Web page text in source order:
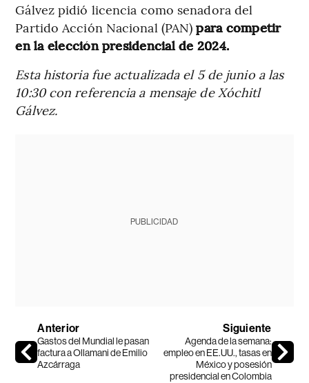
Gálvez pidió licencia como senadora del
Partido Acción Nacional (PAN)para competir
en la elección presidencial de 2024.
Esta historia fue actualizada el 5 de junio a las
10:30 con referencia a mensaje de Xóchitl
Gálvez.
PUBLICIDAD
Anterior
Gastos del Mundial le pasan
factura a Ollamani de Emilio
Azcárraga
Siguiente
Agenda de la semana:
empleo en EE.UU., tasas en
México y posesión
presidencial en Colombia